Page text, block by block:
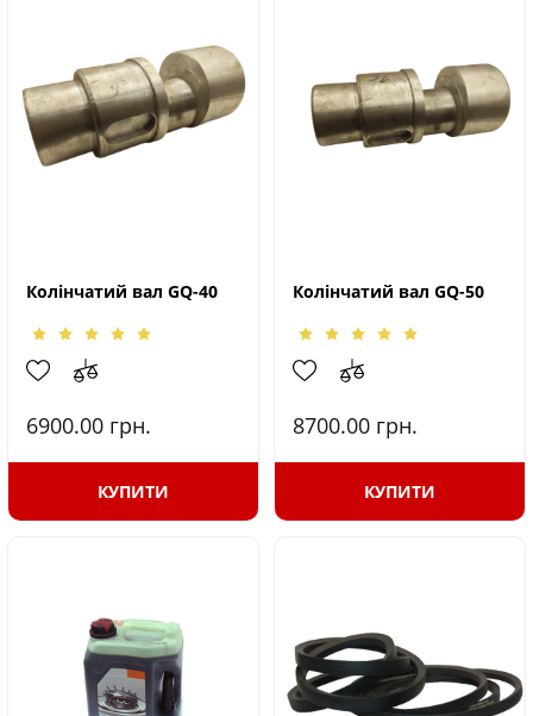
Колінчатий вал GQ-40
6900.00 грн.
КУПИТИ
Колінчатий вал GQ-50
8700.00 грн.
КУПИТИ